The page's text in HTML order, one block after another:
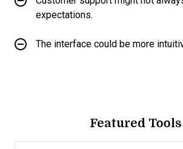
expectations.
The interface could be more
Featured Tools